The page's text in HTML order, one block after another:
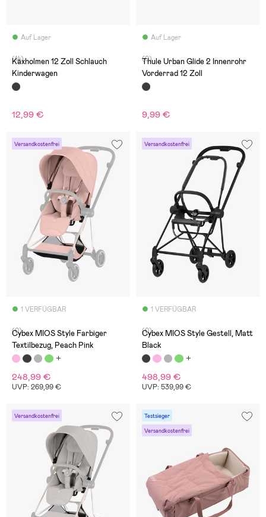
Auf Lager
(14)
Kaxholmen 12 Zoll Schlauch
Kinderwagen
12,99 €
Auf Lager
(0)
Thule Urban Glide 2 Innenrohr
Vorderrad 12 Zoll
9,99 €
Versandkostenfrei
1 VERFÜGBAR
(0)
Cybex MIOS Style Farbiger
Textilbezug, Peach Pink
248,99 €
UVP: 269,99 €
Versandkostenfrei
1 VERFÜGBAR
(0)
Cybex MIOS Style Gestell, Matt
Black
498,99 €
UVP: 539,99 €
Versandkostenfrei Testsieger
Versandkostenfrei